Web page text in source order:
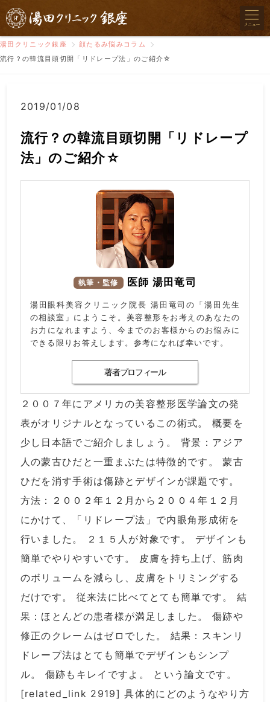
湯田クリニック銀座
顔たるみ悩みコラム
流行？の韓流目頭切開「リドレープ法」のご紹介☆
2019/01/08
流行？の韓流目頭切開「リドレープ
法」のご紹介☆
執筆・監修 医師 湯田竜司
湯田眼科美容クリニック院長 湯田竜司の「湯田先生
の相談室」にようこそ。美容整形をお考えのあなたの
お力になれますよう、今までのお客様からのお悩みに
できる限りお答えします。参考になれば幸いです。
著者プロフィール
２００７年にアメリカの美容整形医学論文の発
表がオリジナルとなっているこの術式。 概要を
少し日本語でご紹介しましょう。 背景：アジア
人の蒙古ひだと一重まぶたは特徴的です。 蒙古
ひだを消す手術は傷跡とデザインが課題です。
方法：２００２年１２月から２００４年１２月
にかけて、「リドレープ法」で内眼角形成術を
行いました。 ２１５人が対象です。 デザインも
簡単でやりやすいです。 皮膚を持ち上げ、筋肉
のボリュームを減らし、皮膚をトリミングする
だけです。 従来法に比べてとても簡単です。 結
果：ほとんどの患者様が満足しました。 傷跡や
修正のクレームはゼロでした。 結果：スキンリ
ドレープ法はとても簡単でデザインもシンプ
ル。 傷跡もキレイですよ。 という論文です。
[related_link 2919] 具体的にどのようなやり方